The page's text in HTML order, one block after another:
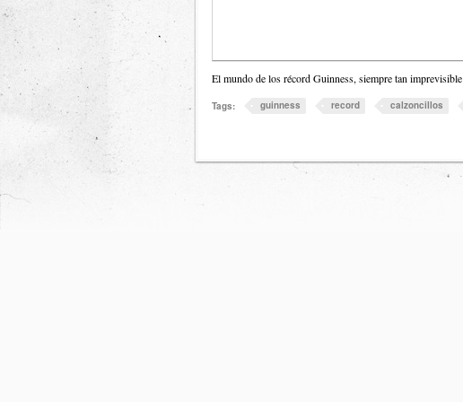
El mundo de los récord Guinness, siempre tan imprevisible
Tags: guinness record calzoncillos